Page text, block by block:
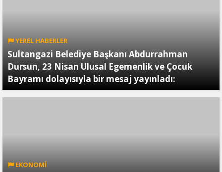
YEREL HABERLER
Sultangazi Belediye Başkanı Abdurrahman
Dursun, 23 Nisan Ulusal Egemenlik ve Çocuk
Bayramı dolayısıyla bir mesaj yayınladı:
EKONOMİ